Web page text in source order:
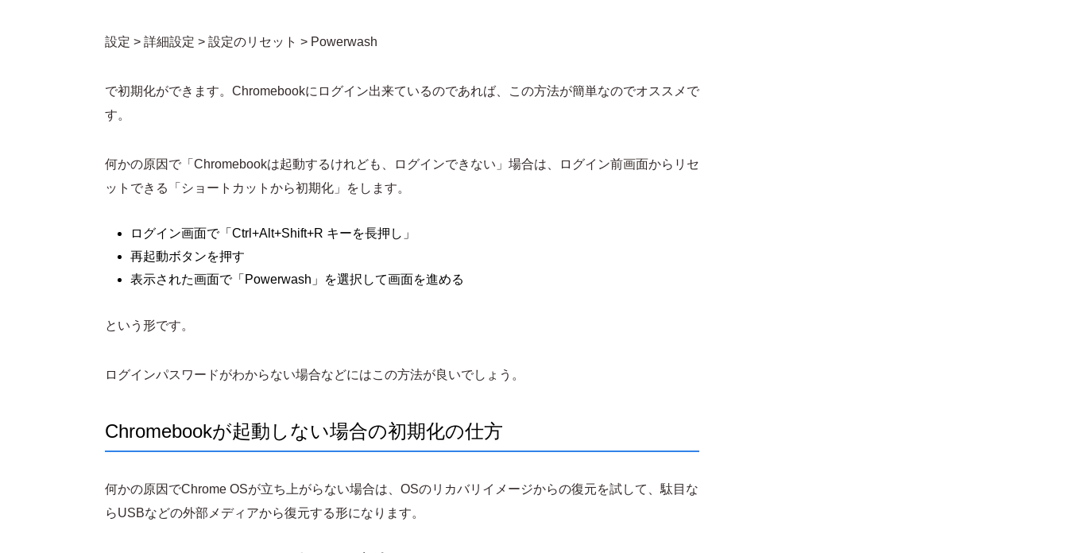
設定 > 詳細設定 > 設定のリセット > Powerwash
で初期化ができます。Chromebookにログイン出来ているのであれば、この方法が簡単なのでオススメで
す。
何かの原因で「Chromebookは起動するけれども、ログインできない」場合は、ログイン前画面からリセ
ットできる「ショートカットから初期化」をします。
ログイン画面で「Ctrl+Alt+Shift+R キーを長押し」
再起動ボタンを押す
表示された画面で「Powerwash」を選択して画面を進める
という形です。
ログインパスワードがわからない場合などにはこの方法が良いでしょう。
Chromebookが起動しない場合の初期化の仕方
何かの原因でChrome OSが立ち上がらない場合は、OSのリカバリイメージからの復元を試して、駄目な
らUSBなどの外部メディアから復元する形になります。